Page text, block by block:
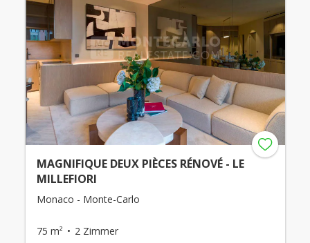
MAGNIFIQUE DEUX PIÈCES RÉNOVÉ - LE
MILLEFIORI
Monaco - Monte-Carlo
75 m² 2 Zimmer